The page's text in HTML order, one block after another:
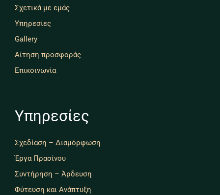
Σχετικά με εμάς
Υπηρεσίες
Gallery
Αίτηση προσφοράς
Επικοινωνία
Υπηρεσίες
Σχεδίαση – Διαμόρφωση
Έργα Πρασίνου
Συντήρηση – Άρδευση
Φύτευση και Ανάπτυξη